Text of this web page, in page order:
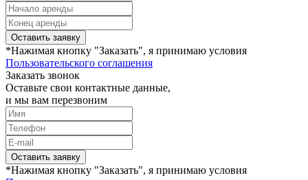
Оставить заявку
*Нажимая кнопку "Заказать", я принимаю условия
Пользовательского соглашения
Заказать звонок
Оставьте свои контактные данные,
и мы вам перезвоним
Оставить заявку
*Нажимая кнопку "Заказать", я принимаю условия